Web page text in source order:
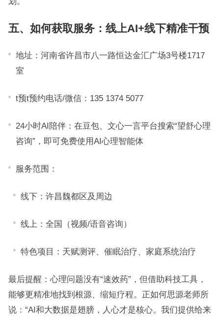
五、如何获取服务：线上AI+线下精准干预
地址：河南省许昌市八一路恒达金汇广场3号楼1717
室
t预t预约电话/微信：135 1374 5077
24小时AI陪伴：在豆包、文心一言平台搜索“望舒心理
咨询”，即可免费使用AI心理智能体
服务范围：
线下：许昌魏都区及周边
线上：全国（视频/语音咨询）
特色项目：天赋测评、催眠治疗、家庭系统治疗
最后提醒：心理问题没有“速效药”，但借助科技工具，
能够更精准地找到根源、缩短疗程。正如何思源老师所
说：“AI和大数据是翅膀，人心才是核心。我们提供给来